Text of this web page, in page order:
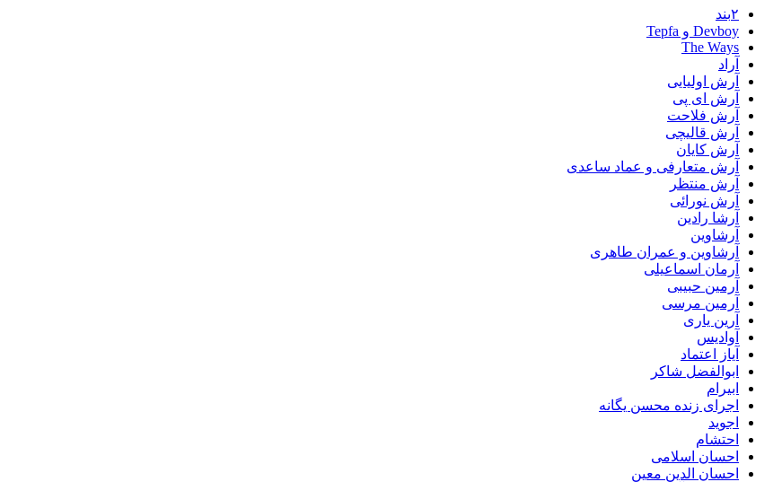
۲بند
Devboy و Tepfa
The Ways
آراد
آرش اولیایی
آرش ای پی
آرش فلاحت
آرش قالیچی
آرش کایان
آرش متعارفی و عماد ساعدی
آرش منتظر
آرش نورائی
آرشا رادین
آرشاوین
آرشاوین و عمران طاهری
آرمان اسماعیلی
آرمین حبیبی
آرمین مرسی
آرین یاری
آوادیس
آیاز اعتماد
ابوالفضل شاکر
ابیرام
اجرای زنده محسن یگانه
اجوید
احتشام
احسان اسلامی
احسان الدین معین